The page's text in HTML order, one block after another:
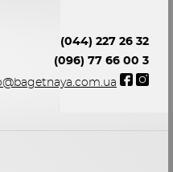
(044) 227 26 32
(096) 77 66 00 3